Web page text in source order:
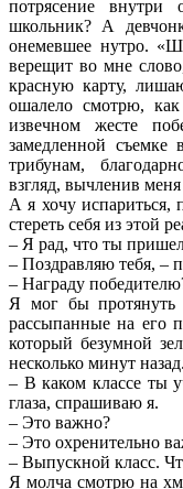
потрясение внутри
школьник? А
онемевшее нутро.
верещит во мне
красную карту,
ошалело смотрю,
извечном жесте
замедленной
трибунам,
взгляд, вычленив
А я хочу испариться,
стереть себя из этой
– Я рад, что ты
– Поздравляю тебя, –
– Награду
Я мог бы протянуть
рассыпанные на его
который безумной
несколько минут назад.
– В каком классе ты
глаза, спрашиваю я.
– Это важно?
– Это охренительно
– Выпускной класс.
Я молча смотрю на